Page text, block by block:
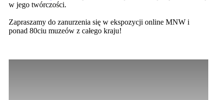
w jego twórczości.
Zapraszamy do zanurzenia się w ekspozycji online MNW i
ponad 80ciu muzeów z całego kraju!